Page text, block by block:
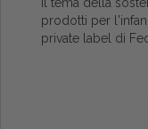
prodotti per
private label di